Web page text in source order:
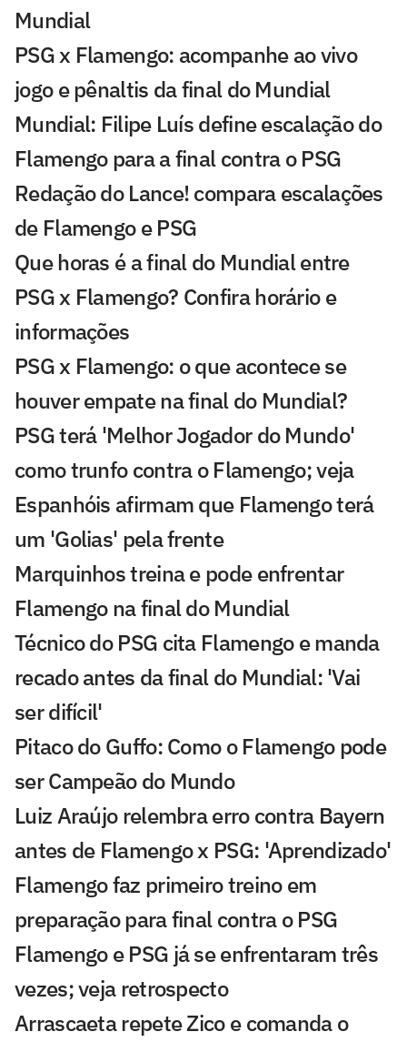
Mundial
PSG x Flamengo: acompanhe ao vivo
jogo e pênaltis da final do Mundial
Mundial: Filipe Luís define escalação do
Flamengo para a final contra o PSG
Redação do Lance! compara escalações
de Flamengo e PSG
Que horas é a final do Mundial entre
PSG x Flamengo? Confira horário e
informações
PSG x Flamengo: o que acontece se
houver empate na final do Mundial?
PSG terá 'Melhor Jogador do Mundo'
como trunfo contra o Flamengo; veja
Espanhóis afirmam que Flamengo terá
um 'Golias' pela frente
Marquinhos treina e pode enfrentar
Flamengo na final do Mundial
Técnico do PSG cita Flamengo e manda
recado antes da final do Mundial: 'Vai
ser difícil'
Pitaco do Guffo: Como o Flamengo pode
ser Campeão do Mundo
Luiz Araújo relembra erro contra Bayern
antes de Flamengo x PSG: 'Aprendizado'
Flamengo faz primeiro treino em
preparação para final contra o PSG
Flamengo e PSG já se enfrentaram três
vezes; veja retrospecto
Arrascaeta repete Zico e comanda o